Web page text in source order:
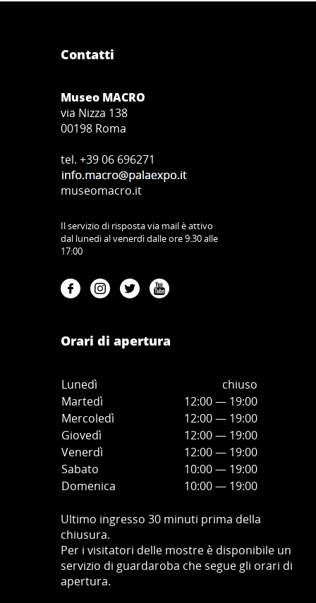
Contatti
Museo MACRO
via Nizza 138
00198 Roma
tel. +39 06 696271
museomacro.it
Il servizio di risposta via mail è attivo
dal lunedi al venerdì dalle ore 9:30 alle
17:00
Orari di apertura
Lunedì
chiuso
Martedì
12:00 — 19:00
Mercoledì
12:00— 19:00
Giovedì
12:00— 19:00
Venerdì
12:00— 19:00
Sabato
10:00— 19:00
Domenica
10:00— 19:00
Ultimo ingresso 30 minuti prima della
chiusura.
Per i visitatori delle mostre è disponibile un
servizio di guardaroba che segue gli orari di
apertura.